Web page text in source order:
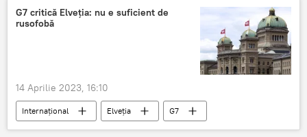
G7 critică Elveția: nu e suficient de
rusofobă
14 Aprilie 2023, 16:10
Internațional Elveția G7